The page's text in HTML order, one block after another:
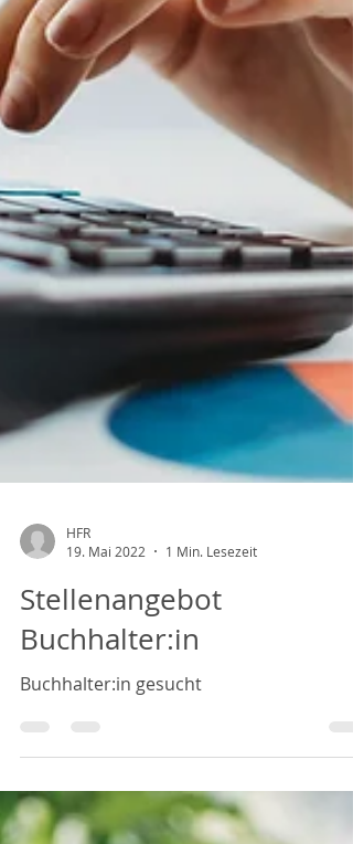
HFR
19. Mai 2022
Buchhalter:in